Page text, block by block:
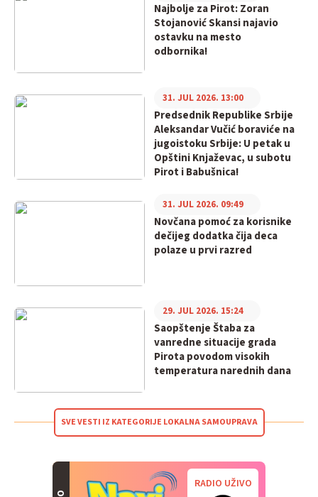
Najbolje za Pirot: Zoran
Stojanović Skansi najavio
ostavku na mesto
odbornika!
Predsednik Republike Srbije
Aleksandar Vučić boraviće na
jugoistoku Srbije: U petak u
Opštini Knjaževac, u subotu
Pirot i Babušnica!
31. JUL 2026. 13:00
Novčana pomoć za korisnike
dečijeg dodatka čija deca
polaze u prvi razred
31. JUL 2026. 09:49
Saopštenje Štaba za
vanredne situacije grada
Pirota povodom visokih
temperatura narednih dana
29. JUL 2026. 15:24
SVE VESTI IZ KATEGORIJE LOKALNA SAMOUPRAVA
RADIO UŽIVO